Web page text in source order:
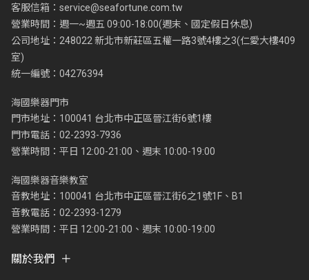
客服信箱： service@seafortune.com.tw
營業時間：週一~週五 09:00-18:00(週末、國定假日休息)
公司地址：248022 新北市新莊區五權一路3號4樓之3(仁愛大樓409
室)
統一編號：04276394
海國樂器門市
門市地址：100041 台北市中正區晉江街6號1樓
門市電話：02-2393-7936
營業時間：平日 12:00-21:00、週末 10:00-19:00
海國樂器音樂教室
音教地址：100041 台北市中正區晉江街6之1號1F、B1
音教電話：02-2393-1279
營業時間：平日 12:00-21:00、週末 10:00-19:00
關於我們